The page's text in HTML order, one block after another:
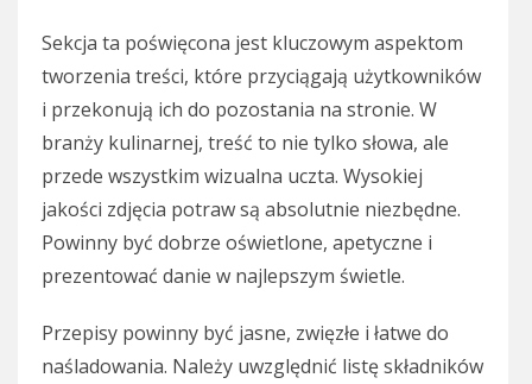
Sekcja ta poświęcona jest kluczowym aspektom
tworzenia treści, które przyciągają użytkowników
i przekonują ich do pozostania na stronie. W
branży kulinarnej, treść to nie tylko słowa, ale
przede wszystkim wizualna uczta. Wysokiej
jakości zdjęcia potraw są absolutnie niezbędne.
Powinny być dobrze oświetlone, apetyczne i
prezentować danie w najlepszym świetle.
Przepisy powinny być jasne, zwięzłe i łatwe do
naśladowania. Należy uwzględnić listę składników